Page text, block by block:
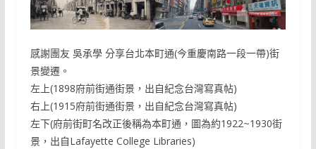
感謝團友 吳承學 分享台北本町通(今重慶南路一段一帶)街
景變遷。
左上(1898府前街通街景，出自紀念台灣寫真帖)
右上(1915府前街通街景，出自紀念台灣寫真帖)
左下(府前街町名改正後稱為本町通，圖為約1922~1930街
景，出自Lafayette College Libraries)